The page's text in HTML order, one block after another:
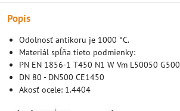
Popis
Odolnosť antikoru je 1000 °C.
Materiál spĺňa tieto podmienky:
PN EN 1856-1 T450 N1 W Vm L50050 G500
DN 80 - DN500 CE1450
Akosť ocele: 1.4404